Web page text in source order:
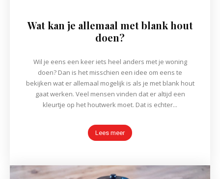
Wat kan je allemaal met blank hout
doen?
Wil je eens een keer iets heel anders met je woning
doen? Dan is het misschien een idee om eens te
bekijken wat er allemaal mogelijk is als je met blank hout
gaat werken. Veel mensen vinden dat er altijd een
kleurtje op het houtwerk moet. Dat is echter...
Lees meer